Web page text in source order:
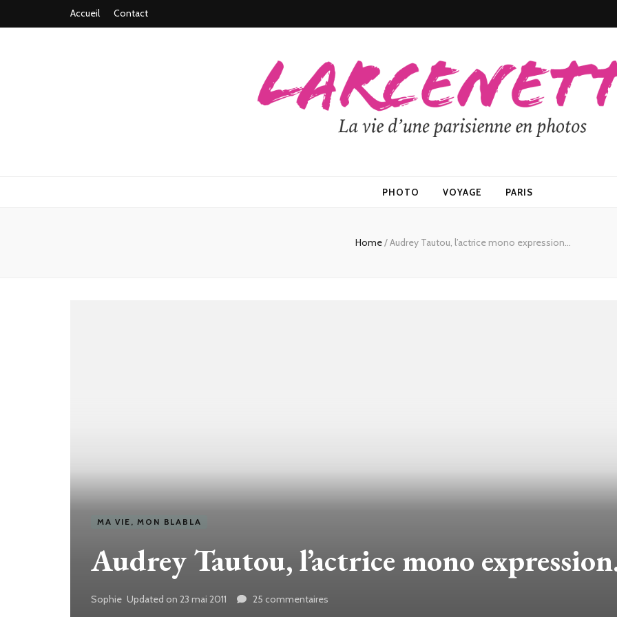
Accueil Contact
PHOTO VOYAGE PARIS
Home/Audrey Tautou, l’actrice mono expression…
MA VIE, MON BLABLA
Audrey Tautou, l’actrice mono
Sophie Updated on 23 mai 2011 25 commentaires